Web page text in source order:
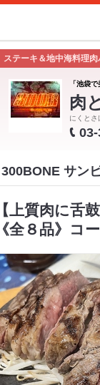
ステーキ＆地中海料理
「池袋
肉
にくと
300BONE サン
【上質肉に舌
《全８品》コ